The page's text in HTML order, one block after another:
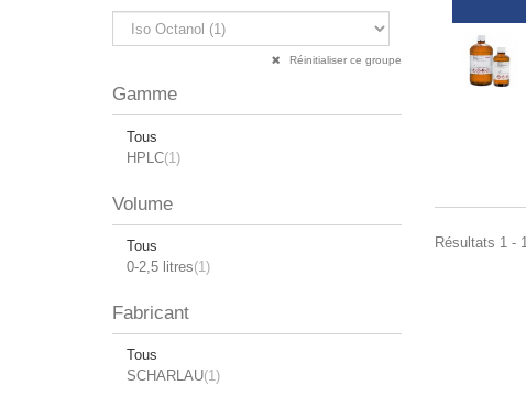
Réinitialiser ce groupe
Gamme
Tous
HPLC(1)
Volume
Tous
0-2,5 litres(1)
Fabricant
Tous
SCHARLAU(1)
Résultats 1 -